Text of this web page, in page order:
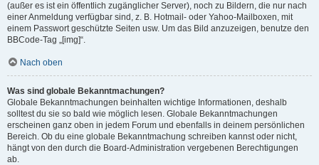
(außer es ist ein öffentlich zugänglicher Server), noch zu Bildern, die nur nach
einer Anmeldung verfügbar sind, z. B. Hotmail- oder Yahoo-Mailboxen, mit
einem Passwort geschützte Seiten usw. Um das Bild anzuzeigen, benutze den
BBCode-Tag „[img]“.
Nach oben
Was sind globale Bekanntmachungen?
Globale Bekanntmachungen beinhalten wichtige Informationen, deshalb
solltest du sie so bald wie möglich lesen. Globale Bekanntmachungen
erscheinen ganz oben in jedem Forum und ebenfalls in deinem persönlichen
Bereich. Ob du eine globale Bekanntmachung schreiben kannst oder nicht,
hängt von den durch die Board-Administration vergebenen Berechtigungen
ab.